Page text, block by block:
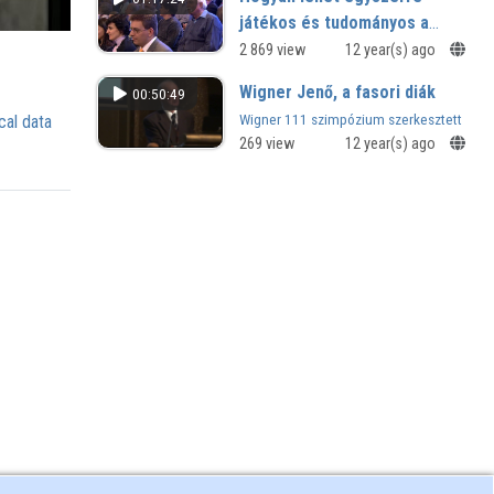
data
játékos és tudományos a
fizika?
2 869 view 12 year(s) ago
00:50:49 Wigner Jenő, a fasori diák
Wigner 111 szimpózium szerkesztett
előadása
269 view 12 year(s) ago